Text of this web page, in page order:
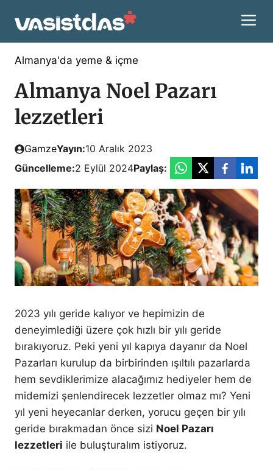
atla
Almanya'da yeme & içme
Almanya Noel Pazarı
lezzetleri
GamzeYayın:10 Aralık 2023
Güncelleme:2 Eylül 2024Paylaş:
2023 yılı geride kalıyor ve hepimizin de
deneyimlediği üzere çok hızlı bir yılı geride
bırakıyoruz. Peki yeni yıl kapıya dayanır da Noel
Pazarları kurulup da birbirinden ışıltılı pazarlarda
hem sevdiklerimize alacağımız hediyeler hem de
midemizi şenlendirecek lezzetler olmaz mı? Yeni
yıl yeni heyecanlar derken, yorucu geçen bir yılı
geride bırakmadan önce sizi Noel Pazarı
lezzetleri ile buluşturalım istiyoruz.